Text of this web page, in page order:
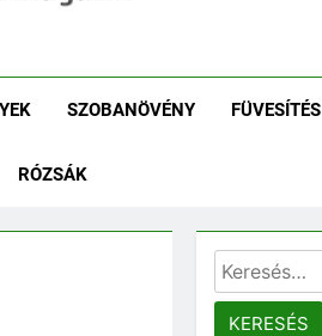
SZOBANÖVÉNY FÜVESÍTÉS
RÓZSÁK
Keresés: